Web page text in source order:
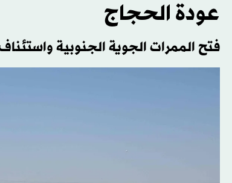
عودة الحجاج
فتح الممرات الجوية الجنوبية